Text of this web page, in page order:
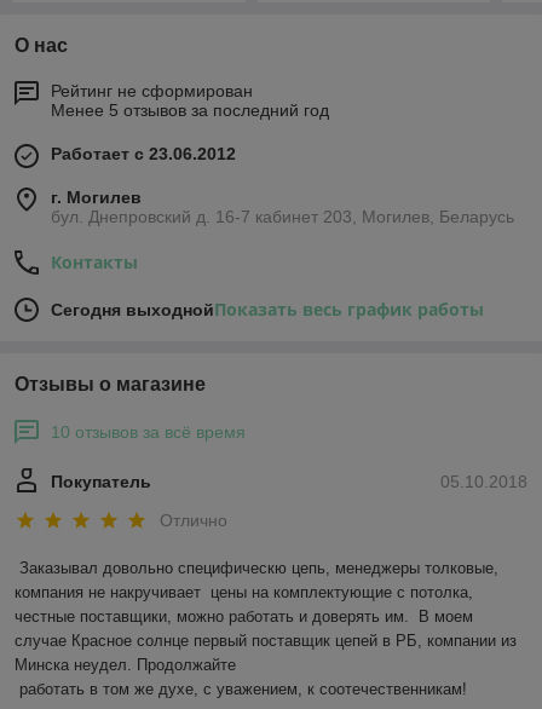
О нас
Рейтинг не сформирован
Менее 5 отзывов за последний год
Работает с 23.06.2012
г. Могилев
бул. Днепровский д. 16-7 кабинет 203, Могилев, Беларусь
Контакты
Сегодня выходнойПоказать весь график работы
Отзывы о магазине
10 отзывов за всё время
05.10.2018
Покупатель
Отлично
Заказывал довольно специфическю цепь, менеджеры толковые,
компания не накручивает  цены на комплектующие с потолка,
честные поставщики, можно работать и доверять им.  В моем
случае Красное солнце первый поставщик цепей в РБ, компании из
Минска неудел. Продолжайте
работать в том же духе, с уважением, к соотечественникам!